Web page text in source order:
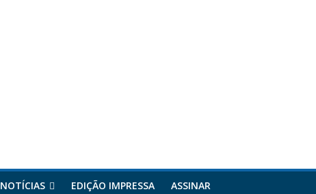
NOTÍCIAS EDIÇÃO IMPRESSA ASSINAR